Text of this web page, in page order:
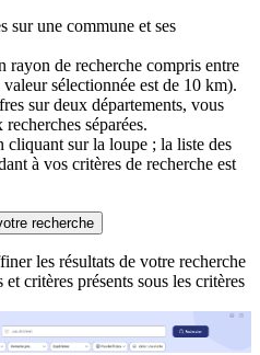
sur une commune et ses
rayon de recherche compris entre
sélectionnée est de 10 km).
sur deux départements, vous
séparées.
cliquant sur la loupe ; la liste des
à vos critères de recherche est
recherche
les résultats de votre recherche
critères présents sous les critères